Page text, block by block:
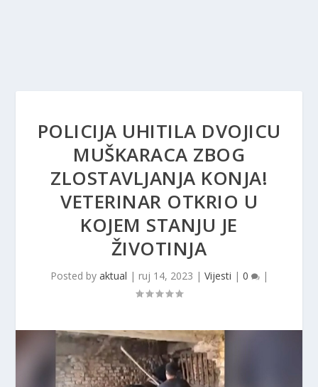
POLICIJA UHITILA DVOJICU
MUŠKARACA ZBOG
ZLOSTAVLJANJA KONJA!
VETERINAR OTKRIO U
KOJEM STANJU JE
ŽIVOTINJA
Posted by aktual | ruj 14, 2023 | Vijesti | 0 |